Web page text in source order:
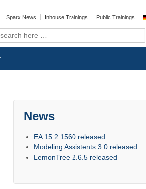
Sparx News Inhouse Trainings Public Trainings
Search
News
EA 15.2.1560 released
Modeling Assistents 3.0 released
LemonTree 2.6.5 released